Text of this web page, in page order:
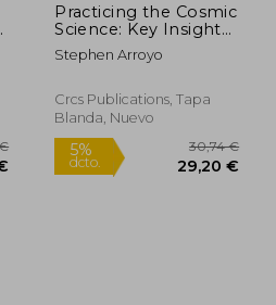
Practicing the Cosmic
Science: Key Insights
in Modern Astrology
(en Inglés)
Stephen Arroyo
Crcs Publications, Tapa
Blanda, Nuevo